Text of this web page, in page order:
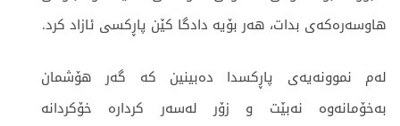
هاوسەرەکەی بدات، هەر بۆیە دادگا کێن پاڕکسی ئازاد کرد.
لەم نموونەیەی پاڕکسدا دەبینین کە گەر هۆشمان
بەخۆمانەوە نەبێت و زۆر لەسەر کردارە خۆکردانە